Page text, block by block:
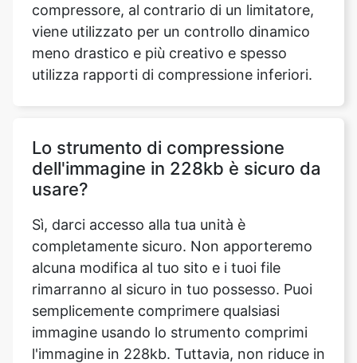
utilizza rapporti di compressione inferiori.
Lo strumento di compressione
Sì, darci accesso alla tua unità è
completamente sicuro. Non apporteremo
rimarranno al sicuro in tuo possesso. Puoi
semplicemente comprimere qualsiasi
immagine usando lo strumento comprimi
l'immagine in 228kb. Tuttavia, non riduce in
alcun modo la nitidezza dell'immagine
originale. È completamente gratuito ed è
possibile accedervi da qualsiasi computer o